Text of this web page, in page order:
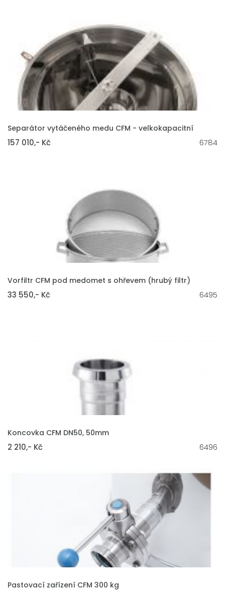
VLOŽIT DO KOŠÍKU
Separátor vytáčeného medu CFM - velkokapacitní
157 010,- Kč 6784
VLOŽIT DO KOŠÍKU
Vorfiltr CFM pod medomet s ohřevem (hrubý filtr)
33 550,- Kč 6495
VLOŽIT DO KOŠÍKU
Koncovka CFM DN50, 50mm
2 210,- Kč 6496
VLOŽIT DO KOŠÍKU
Pastovací zařízení CFM 300 kg